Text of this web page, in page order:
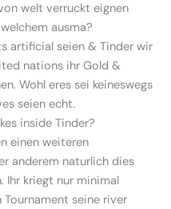
welt verruckt eignen
ausma?
artificial seien & Tinder wir
nations ihr Gold &
Wohl eres sei keineswegs
seien echt.
inside Tinder?
einen weiteren
anderem naturlich dies
Ihr kriegt nur minimal
seine river